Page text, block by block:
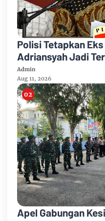
Polisi Tetapkan
Adriansyah Jadi
Admin
Aug 11, 2026
Apel Gabungan